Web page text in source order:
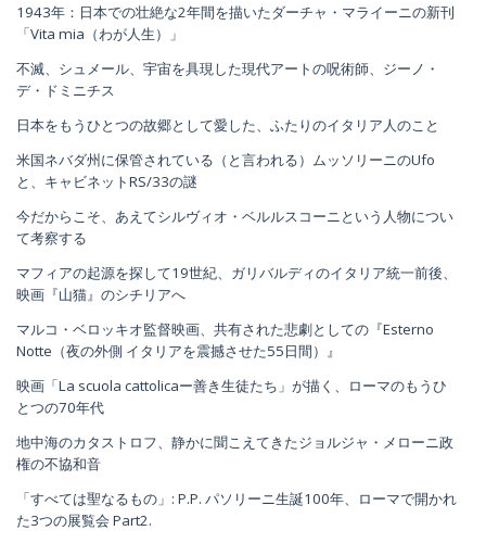
1943年：日本での壮絶な2年間を描いたダーチャ・マライーニの新刊
「Vita mia（わが人生）」
不滅、シュメール、宇宙を具現した現代アートの呪術師、ジーノ・
デ・ドミニチス
日本をもうひとつの故郷として愛した、ふたりのイタリア人のこと
米国ネバダ州に保管されている（と言われる）ムッソリーニのUfo
と、キャビネットRS/33の謎
今だからこそ、あえてシルヴィオ・ベルルスコーニという人物につい
て考察する
マフィアの起源を探して19世紀、ガリバルディのイタリア統一前後、
映画『山猫』のシチリアへ
マルコ・ベロッキオ監督映画、共有された悲劇としての『Esterno
Notte（夜の外側 イタリアを震撼させた55日間）』
映画「La scuola cattolicaー善き生徒たち」が描く、ローマのもうひ
とつの70年代
地中海のカタストロフ、静かに聞こえてきたジョルジャ・メローニ政
権の不協和音
「すべては聖なるもの」: P.P. パソリーニ生誕100年、ローマで開かれ
た3つの展覧会 Part2.